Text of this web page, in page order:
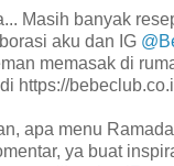
Masih banyak
aku dan IG
memasak di
https://
apa menu
ya buat